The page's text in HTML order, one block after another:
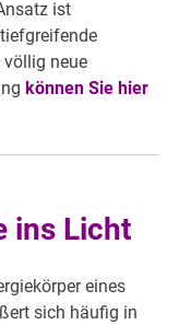
ist
völlig neue
können Sie hier
ins Licht
eines
sich häufig in